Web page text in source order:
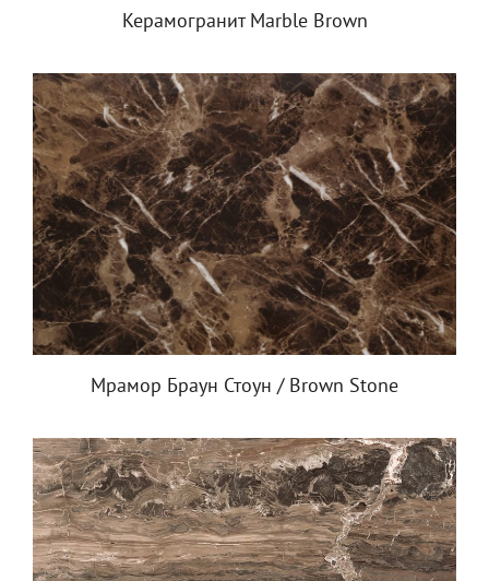
Керамогранит Marble Brown
Мрамор Браун Стоун / Brown Stone